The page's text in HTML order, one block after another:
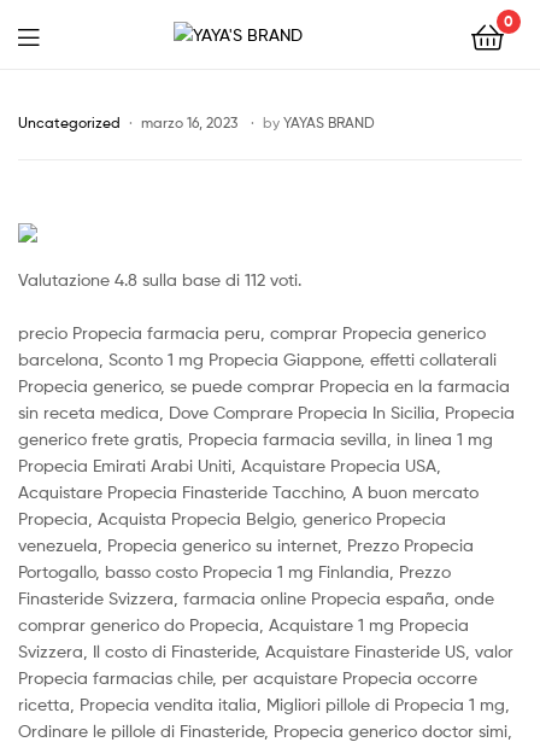
BRAND
0
Uncategorized marzo 16, 2023 by YAYAS BRAND
Valutazione 4.8 sulla base di 112 voti.
precio Propecia farmacia peru, comprar Propecia generico
barcelona, Sconto 1 mg Propecia Giappone, effetti collaterali
Propecia generico, se puede comprar Propecia en la farmacia
sin receta medica, Dove Comprare Propecia In Sicilia, Propecia
generico frete gratis, Propecia farmacia sevilla, in linea 1 mg
Propecia Emirati Arabi Uniti, Acquistare Propecia USA,
Acquistare Propecia Finasteride Tacchino, A buon mercato
Propecia, Acquista Propecia Belgio, generico Propecia
venezuela, Propecia generico su internet, Prezzo Propecia
Portogallo, basso costo Propecia 1 mg Finlandia, Prezzo
Finasteride Svizzera, farmacia online Propecia españa, onde
comprar generico do Propecia, Acquistare 1 mg Propecia
Svizzera, Il costo di Finasteride, Acquistare Finasteride US, valor
Propecia farmacias chile, per acquistare Propecia occorre
ricetta, Propecia vendita italia, Migliori pillole di Propecia 1 mg,
Ordinare le pillole di Finasteride, Propecia generico doctor simi,